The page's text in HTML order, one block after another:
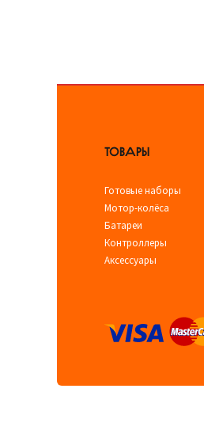
ТОВАРЫ
Готовые наборы
Мотор-колёса
Батареи
Контроллеры
Аксессуары